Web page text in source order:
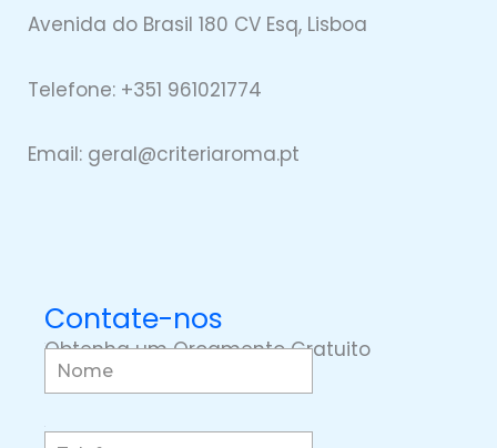
Avenida do Brasil 180 CV Esq, Lisboa
Telefone: +351 961021774
Email: geral@criteriaroma.pt
Contate-nos
Obtenha um Orçamento Gratuito